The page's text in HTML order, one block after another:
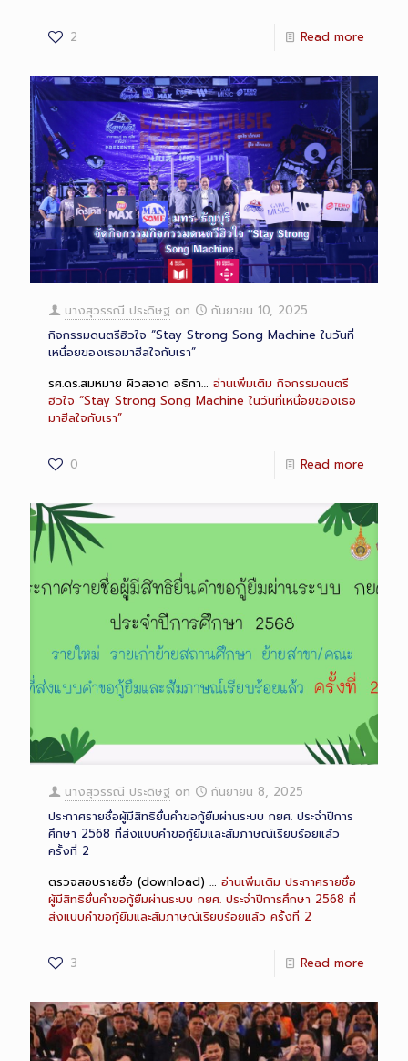
2 Read more
นางสุวรรณี ประดิษฐ on
กันยายน 10, 2025
กิจกรรมดนตรีฮิวใจ “Stay Strong Song Machine ในวันที่
เหนื่อยของเธอมาฮีลใจกับเรา”
รศ.ดร.สมหมาย ผิวสอาด อธิกา… อ่านเพิ่มเติม กิจกรรมดนตรี
ฮิวใจ “Stay Strong Song Machine ในวันที่เหนื่อยของเธอ
มาฮีลใจกับเรา”
0 Read more
นางสุวรรณี ประดิษฐ on
กันยายน 8, 2025
ประกาศรายชื่อผู้มีสิทธิยื่นคำขอกู้ยืมผ่านระบบ กยศ. ประจำปีการ
ศึกษา 2568 ที่ส่งแบบคำขอกู้ยืมและสัมภาษณ์เรียบร้อยแล้ว
ครั้งที่ 2
ตรวจสอบรายชื่อ (download) … อ่านเพิ่มเติม ประกาศรายชื่อ
ผู้มีสิทธิยื่นคำขอกู้ยืมผ่านระบบ กยศ. ประจำปีการศึกษา 2568 ที่
ส่งแบบคำขอกู้ยืมและสัมภาษณ์เรียบร้อยแล้ว ครั้งที่ 2
3 Read more